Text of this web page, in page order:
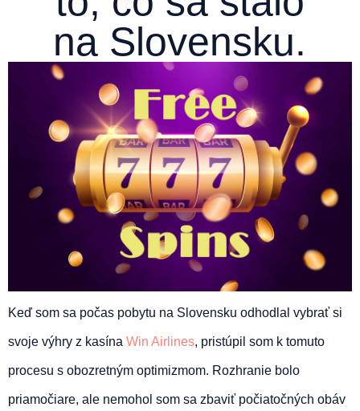
na Slovensku.
Keď som sa počas pobytu na Slovensku odhodlal vybrať si
svoje výhry z kasína Win Airlines, pristúpil som k tomuto
procesu s obozretným optimizmom. Rozhranie bolo
priamočiare, ale nemohol som sa zbaviť počiatočných obáv